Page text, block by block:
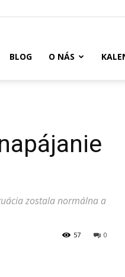
BLOG O NÁS
zostala normálna a
0
57